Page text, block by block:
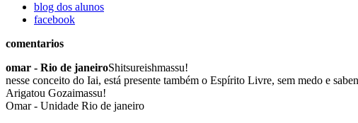
blog dos alunos
facebook
comentarios
omar - Rio de janeiroShitsureishmassu!
nesse conceito do Iai, está presente também o Espírito Livre, sem medo e
Arigatou Gozaimassu!
Omar - Unidade Rio de janeiro